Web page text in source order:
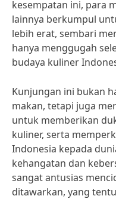
kesempatan ini, para
lainnya berkumpul
lebih erat, sembari
hanya menggugah
budaya kuliner
Kunjungan ini bukan
makan, tetapi juga
untuk memberikan
kuliner, serta
Indonesia kepada
kehangatan dan
sangat antusias
ditawarkan, yang